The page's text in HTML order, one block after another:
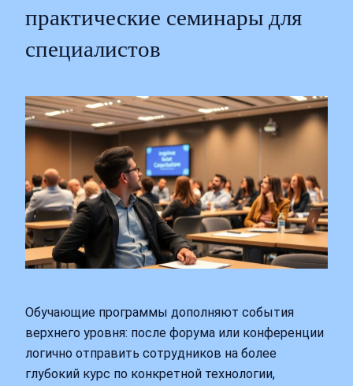
практические семинары для
специалистов
Обучающие программы дополняют события
верхнего уровня: после форума или конференции
логично отправить сотрудников на более
глубокий курс по конкретной технологии,